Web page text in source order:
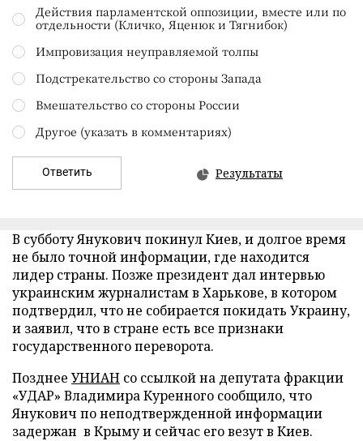
Действия парламентской оппозиции, вместе или по
отдельности (Кличко, Яценюк и Тягнибок)
Импровизация неуправляемой толпы
Подстрекательство со стороны Запада
Вмешательство со стороны России
Другое (указать в комментариях)
Ответить Результаты
В субботу Янукович покинул Киев, и долгое время
не было точной информации, где находится
лидер страны. Позже президент дал интервью
украинским журналистам в Харькове, в котором
подтвердил, что не собирается покидать Украину,
и заявил, что в стране есть все признаки
государственного переворота.
Позднее УНИАН со ссылкой на депутата фракции
«УДАР» Владимира Куренного сообщило, что
Янукович по неподтвержденной информации
задержан в Крыму и сейчас его везут в Киев.